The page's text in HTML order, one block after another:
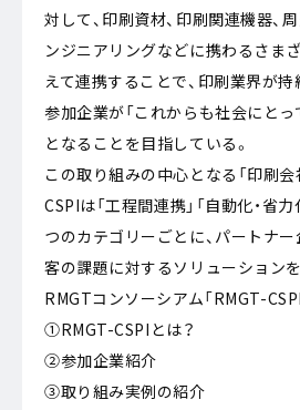
対して、印刷資材、印刷関連機器、
ンジニアリングなどに携わるさま
えて連携することで、印刷業界が持
参加企業が「これからも社会にとっ
となることを目指している。
この取り組みの中心となる「印刷会
CSPIは「工程間連携」「自動化・省力
つのカテゴリーごとに、パートナ
客の課題に対するソリューション
RMGTコンソーシアム「RMGT-
①RMGT-CSPIとは？
②参加企業紹介
③取り組み実例の紹介